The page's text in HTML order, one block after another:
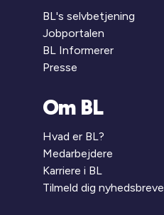
BL's selvbetjening
Jobportalen
BL Informerer
Presse
Om BL
Hvad er BL?
Medarbejdere
Karriere i BL
Tilmeld dig nyhedsbreve